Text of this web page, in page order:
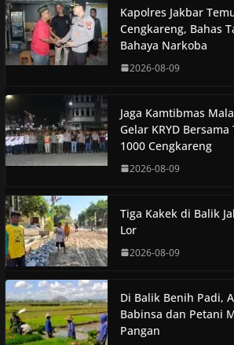
Kapolres Jakbar
Cengkareng, Bahas
Bahaya Narkoba
2026-08-09
Jaga Kamtibmas
Gelar KRYD
1000 Cengkareng
2026-08-09
Tiga Kakek di Balik
Lor
2026-08-09
Di Balik Benih Padi,
Babinsa dan Petani
Pangan